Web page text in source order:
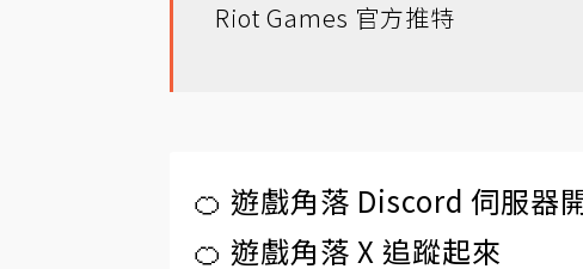
Riot Games 官方推特
🍊 遊戲角落 Discord 伺服器
🍊 遊戲角落 X 追蹤起來